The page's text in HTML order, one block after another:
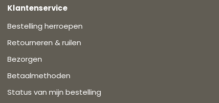
Klantenservice
Bestelling herroepen
Retourneren & ruilen
Bezorgen
Betaalmethoden
Status van mijn bestelling